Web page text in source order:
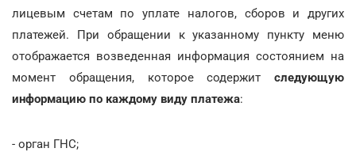
лицевым счетам по уплате налогов, сборов и других
платежей. При обращении к указанному пункту меню
отображается возведенная информация состоянием на
момент обращения, которое содержит следующую
информацию по каждому виду платежа:
- орган ГНС;